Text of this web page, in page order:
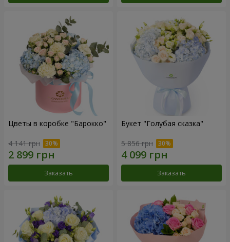
Цветы в коробке "Барокко"
4 141 грн
Заказать
Букет "Голубая сказка"
5 856 грн
Заказать